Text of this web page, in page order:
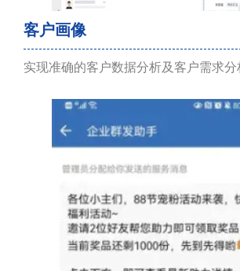
客户画像
实现准确的客户数据分析及客户需求分